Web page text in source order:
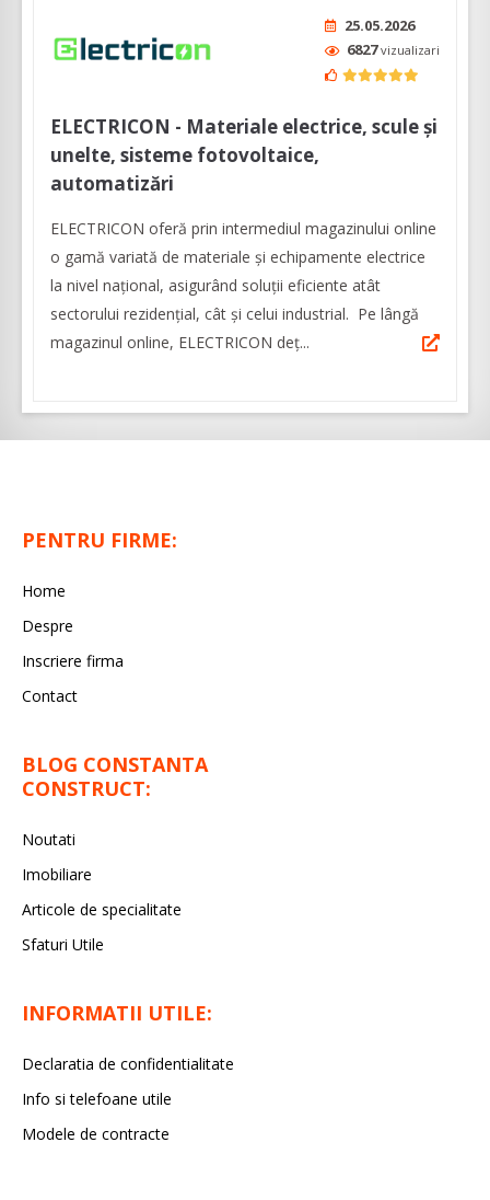
25.05.2026
6827vizualizari
ELECTRICON - Materiale electrice, scule și
unelte, sisteme fotovoltaice,
automatizări
ELECTRICON oferă prin intermediul magazinului online
o gamă variată de materiale şi echipamente electrice
la nivel naţional, asigurând soluţii eficiente atât
sectorului rezidenţial, cât şi celui industrial. Pe lângă
magazinul online, ELECTRICON deț...
PENTRU FIRME:
Home
Despre
Inscriere firma
Contact
BLOG CONSTANTA
CONSTRUCT:
Noutati
Imobiliare
Articole de specialitate
Sfaturi Utile
INFORMATII UTILE:
Declaratia de confidentialitate
Info si telefoane utile
Modele de contracte